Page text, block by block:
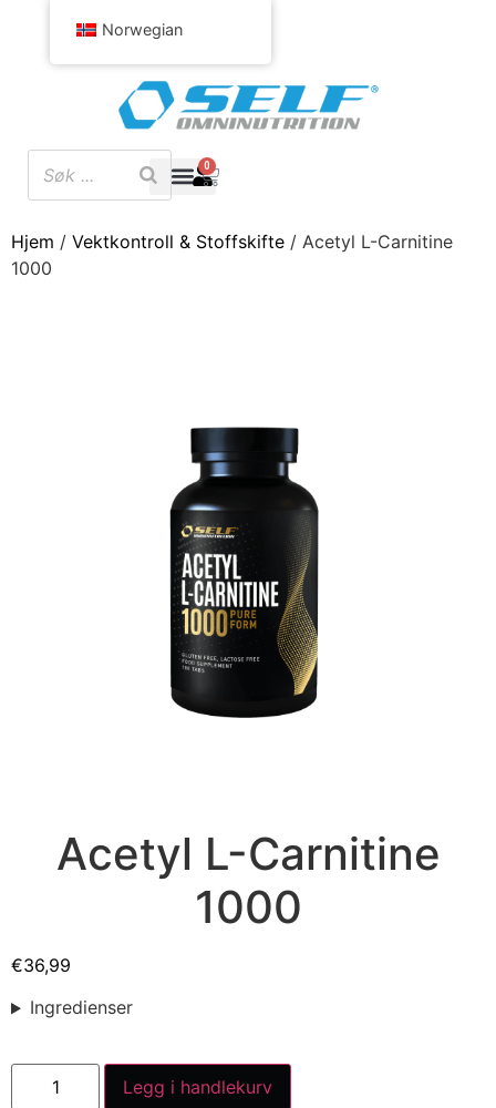
0
Hjem / Vektkontroll & Stoffskifte / Acetyl L-Carnitine
1000
Acetyl L-Carnitine
1000
€36,99
Ingredienser
Legg i handlekurv
Norwegian